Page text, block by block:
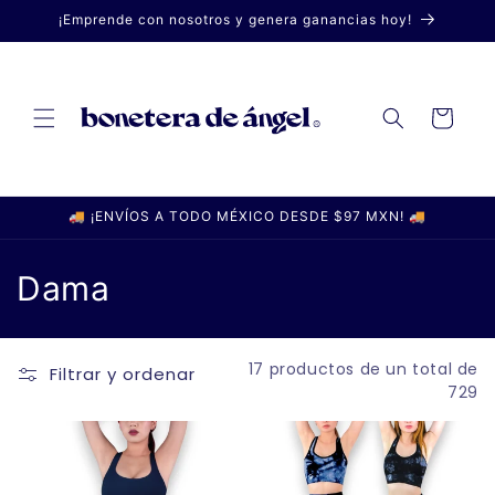
directamente
al contenido
¡Emprende con nosotros y genera ganancias hoy!
Carrito
🚚 ¡ENVÍOS A TODO MÉXICO DESDE $97 MXN! 🚚
C
o
l
Dama
Filtrar y ordenar
17 productos de un total de
729